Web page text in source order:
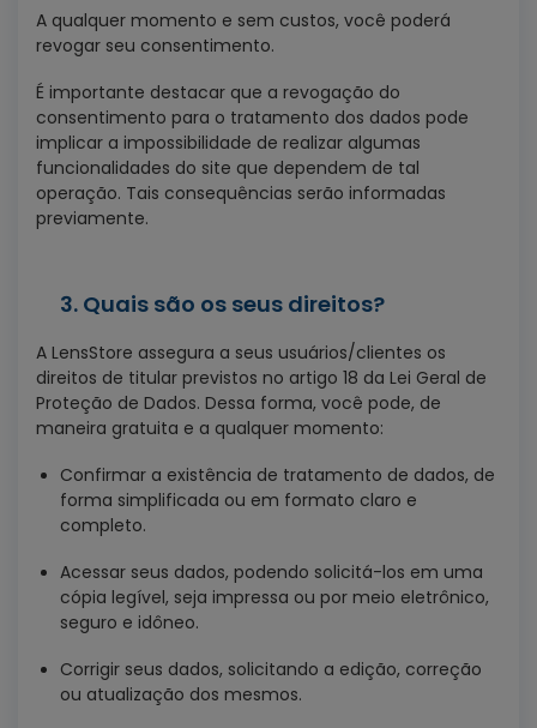
A qualquer momento e sem custos, você poderá
revogar seu consentimento.
É importante destacar que a revogação do
consentimento para o tratamento dos dados pode
implicar a impossibilidade de realizar algumas
funcionalidades do site que dependem de tal
operação. Tais consequências serão informadas
previamente.
3. Quais são os seus direitos?
A LensStore assegura a seus usuários/clientes os
direitos de titular previstos no artigo 18 da Lei Geral de
Proteção de Dados. Dessa forma, você pode, de
maneira gratuita e a qualquer momento:
Confirmar a existência de tratamento de dados, de
forma simplificada ou em formato claro e
completo.
Acessar seus dados, podendo solicitá-los em uma
cópia legível, seja impressa ou por meio eletrônico,
seguro e idôneo.
Corrigir seus dados, solicitando a edição, correção
ou atualização dos mesmos.